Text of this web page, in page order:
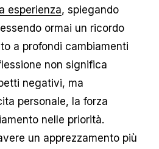
esperienza, spiegando
ormai un ricordo
a profondi cambiamenti
non significa
negativi, ma
personale, la forza
nelle priorità.
un apprezzamento più